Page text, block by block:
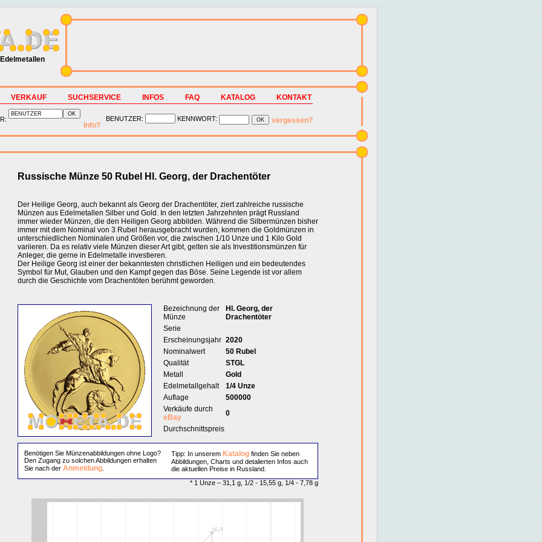
VERKAUF SUCHSERVICE INFOS FAQ KATALOG KONTAKT
Info?
BENUTZER: KENNWORT: vergessen?
Russische Münze 50 Rubel Hl. Georg, der Drachentöter
Der Heilige Georg, auch bekannt als Georg der Drachentöter, ziert zahlreiche russische
Münzen aus Edelmetallen Silber und Gold. In den letzten Jahrzehnten prägt Russland
immer wieder Münzen, die den Heiligen Georg abbilden. Während die Silbermünzen bisher
immer mit dem Nominal von 3 Rubel herausgebracht wurden, kommen die Goldmünzen in
unterschiedlichen Nominalen und Größen vor, die zwischen 1/10 Unze und 1 Kilo Gold
variieren. Da es relativ viele Münzen dieser Art gibt, gelten sie als Investitionsmünzen für
Anleger, die gerne in Edelmetalle investieren.
Der Heilige Georg ist einer der bekanntesten christlichen Heiligen und ein bedeutendes
Symbol für Mut, Glauben und den Kampf gegen das Böse. Seine Legende ist vor allem
durch die Geschichte vom Drachentöten berühmt geworden.
Bezeichnung der
Münze
Hl. Georg, der
Drachentöter
Serie
Erscheinungsjahr 2020
Nominalwert
50 Rubel
Qualität
STGL
Metall
Gold
Edelmetallgehalt
1/4 Unze
Auflage
500000
Verkäufe durch
eBay
0
Durchschnittspreis
Benötigen Sie Münzenabbildungen ohne Logo?
Den Zugang zu solchen Abbildungen erhalten
Sie nach der Anmeldung.
Tipp: In unserem Katalogfinden Sie neben
Abbildungen, Charts und detalierten Infos auch
die aktuellen Preise in Russland.
* 1 Unze – 31,1 g, 1/2 - 15,55 g, 1/4 - 7,78 g